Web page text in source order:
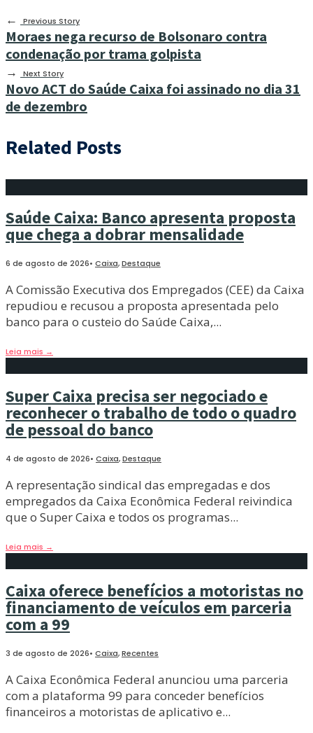
←
Previous Story
Moraes nega recurso de Bolsonaro contra
condenação por trama golpista
→ Next Story
Novo ACT do Saúde Caixa foi assinado no dia 31
de dezembro
Related Posts
Saúde Caixa: Banco apresenta proposta
que chega a dobrar mensalidade
6 de agosto de 2026• Caixa,Destaque
A Comissão Executiva dos Empregados (CEE) da Caixa
repudiou e recusou a proposta apresentada pelo
banco para o custeio do Saúde Caixa,...
Leia mais →
Super Caixa precisa ser negociado e
reconhecer o trabalho de todo o quadro
de pessoal do banco
4 de agosto de 2026• Caixa,Destaque
A representação sindical das empregadas e dos
empregados da Caixa Econômica Federal reivindica
que o Super Caixa e todos os programas...
Leia mais →
Caixa oferece benefícios a motoristas no
financiamento de veículos em parceria
com a 99
3 de agosto de 2026• Caixa,Recentes
A Caixa Econômica Federal anunciou uma parceria
com a plataforma 99 para conceder benefícios
financeiros a motoristas de aplicativo e...